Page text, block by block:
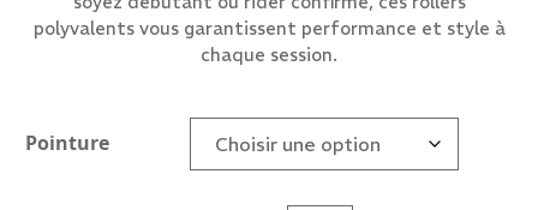
polyvalents vous garantissent performance et style à
chaque session.
Pointure